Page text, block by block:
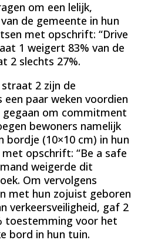
om een lelijk,
de gemeente in hun
met opschrift: “Drive
1 weigert 83% van de
2 slechts 27%.
straat 2 zijn de
paar weken voordien
gegaan om commitment
bewoners namelijk
bordje (10×10 cm) in hun
opschrift: “Be a safe
weigerde dit
Om vervolgens
met hun zojuist geboren
verkeersveiligheid, gaf 2
toestemming voor het
bord in hun tuin.